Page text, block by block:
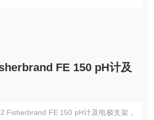
FE 150 pH计及
Fisherbrand FE 150 pH计及电极支架，